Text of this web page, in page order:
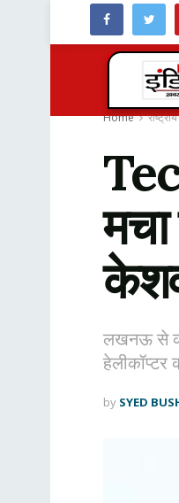
Home राष्ट्रीय
लखनऊ से
हेलीकॉप्टर
by SYED